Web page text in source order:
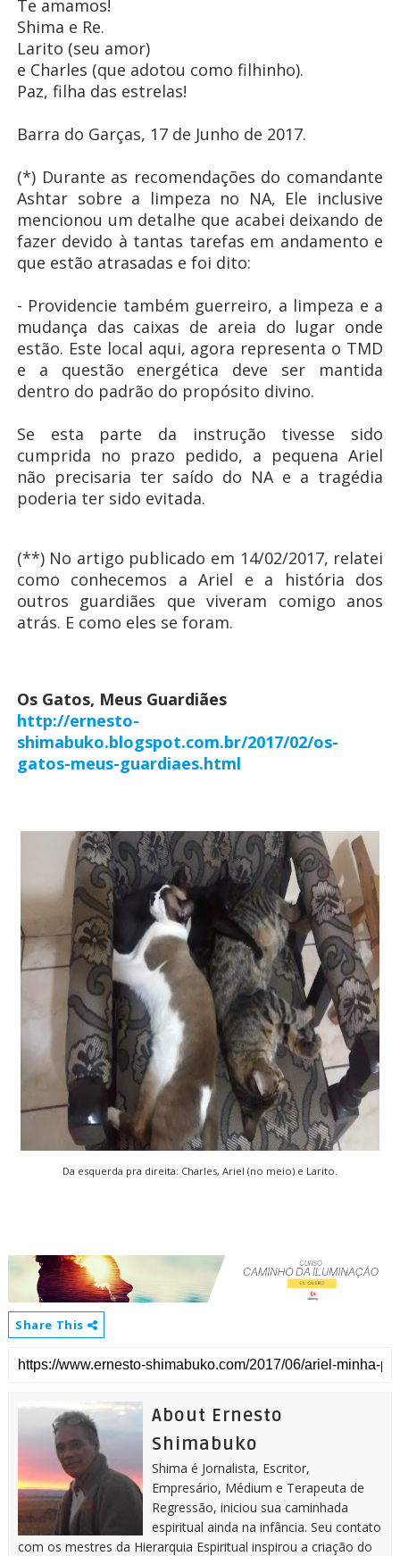
Te amamos!
Shima e Re.
Larito (seu amor)
e Charles (que adotou como filhinho).
Paz, filha das estrelas!
Barra do Garças, 17 de Junho de 2017.
(*) Durante as recomendações do comandante
Ashtar sobre a limpeza no NA, Ele inclusive
mencionou um detalhe que acabei deixando de
fazer devido à tantas tarefas em andamento e
que estão atrasadas e foi dito:
- Providencie também guerreiro, a limpeza e a
mudança das caixas de areia do lugar onde
estão. Este local aqui, agora representa o TMD
e a questão energética deve ser mantida
dentro do padrão do propósito divino.
Se esta parte da instrução tivesse sido
cumprida no prazo pedido, a pequena Ariel
não precisaria ter saído do NA e a tragédia
poderia ter sido evitada.
(**) No artigo publicado em 14/02/2017, relatei
como conhecemos a Ariel e a história dos
outros guardiães que viveram comigo anos
atrás. E como eles se foram.
Os Gatos, Meus Guardiães
http://ernesto-
shimabuko.blogspot.com.br/2017/02/os-
gatos-meus-guardiaes.html
Da esquerda pra direita: Charles, Ariel (no meio) e Larito.
Share This
About Ernesto
Shimabuko
Shima é Jornalista, Escritor,
Empresário, Médium e Terapeuta de
Regressão, iniciou sua caminhada
espiritual ainda na infância. Seu contato
com os mestres da Hierarquia Espiritual inspirou a criação do